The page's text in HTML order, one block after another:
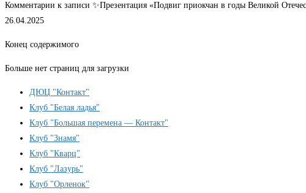
Комментарии к записи ✨Презентация «Подвиг приокчан в годы Великой
26.04.2025
Конец содержимого
Больше нет страниц для загрузки
ДЮЦ "Контакт"
Клуб "Белая ладья"
Клуб "Большая перемена — Контакт"
Клуб "Знамя"
Клуб "Кварц"
Клуб "Лазурь"
Клуб "Орленок"